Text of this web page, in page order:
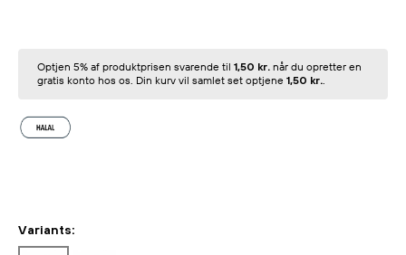
Optjen 5% af produktprisen svarende til 1,50 kr. når du opretter en
gratis konto hos os. Din kurv vil samlet set optjene 1,50 kr..
Variants: